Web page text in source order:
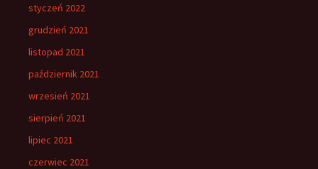
styczeń 2022
grudzień 2021
listopad 2021
październik 2021
wrzesień 2021
sierpień 2021
lipiec 2021
czerwiec 2021